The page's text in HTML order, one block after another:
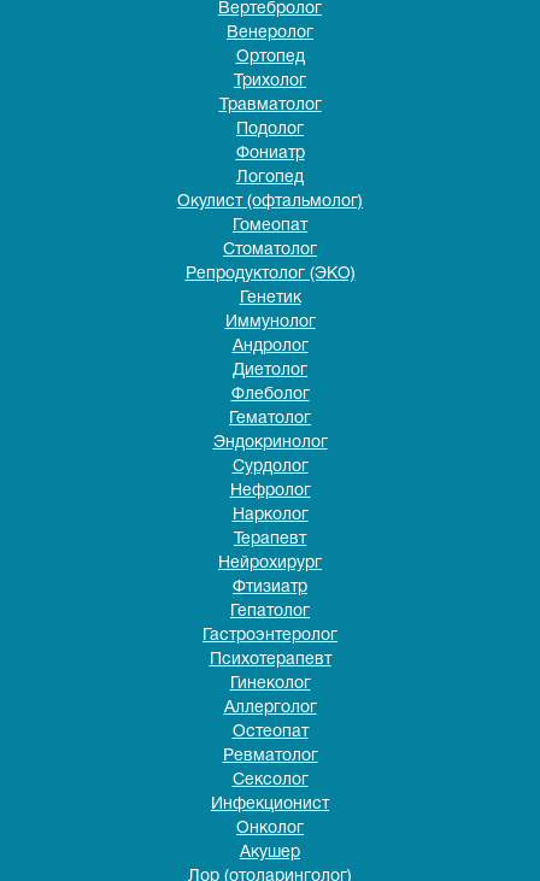
Вертебролог
Венеролог
Ортопед
Трихолог
Травматолог
Подолог
Фониатр
Логопед
Окулист (офтальмолог)
Гомеопат
Стоматолог
Репродуктолог (ЭКО)
Генетик
Иммунолог
Андролог
Диетолог
Флеболог
Гематолог
Эндокринолог
Сурдолог
Нефролог
Нарколог
Терапевт
Нейрохирург
Фтизиатр
Гепатолог
Гастроэнтеролог
Психотерапевт
Гинеколог
Аллерголог
Остеопат
Ревматолог
Сексолог
Инфекционист
Онколог
Акушер
Лор (отоларинголог)